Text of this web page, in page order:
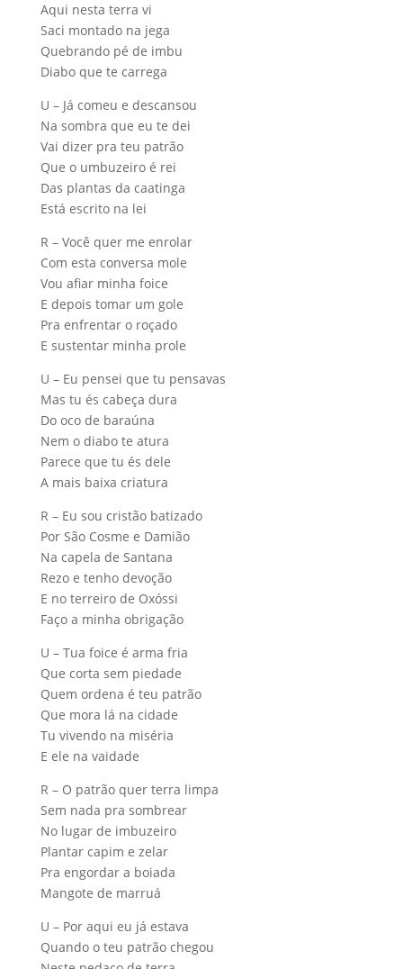
Aqui nesta terra vi
Saci montado na jega
Quebrando pé de imbu
Diabo que te carrega
U – Já comeu e descansou
Na sombra que eu te dei
Vai dizer pra teu patrão
Que o umbuzeiro é rei
Das plantas da caatinga
Está escrito na lei
R – Você quer me enrolar
Com esta conversa mole
Vou afiar minha foice
E depois tomar um gole
Pra enfrentar o roçado
E sustentar minha prole
U – Eu pensei que tu pensavas
Mas tu és cabeça dura
Do oco de baraúna
Nem o diabo te atura
Parece que tu és dele
A mais baixa criatura
R – Eu sou cristão batizado
Por São Cosme e Damião
Na capela de Santana
Rezo e tenho devoção
E no terreiro de Oxóssi
Faço a minha obrigação
U – Tua foice é arma fria
Que corta sem piedade
Quem ordena é teu patrão
Que mora lá na cidade
Tu vivendo na miséria
E ele na vaidade
R – O patrão quer terra limpa
Sem nada pra sombrear
No lugar de imbuzeiro
Plantar capim e zelar
Pra engordar a boiada
Mangote de marruá
U – Por aqui eu já estava
Quando o teu patrão chegou